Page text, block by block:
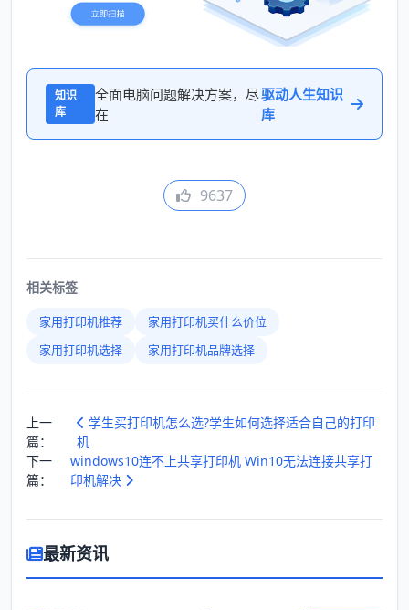
知识
库
全面电脑问题解决方案，尽
在
驱动人生知识
库
9637
相关标签
家用打印机推荐
家用打印机买什么价位
家用打印机选择
家用打印机品牌选择
上一
篇：
学生买打印机怎么选?学生如何选择适合自己的打印
机
下一
篇：
windows10连不上共享打印机 Win10无法连接共享打
印机解决
最新资讯